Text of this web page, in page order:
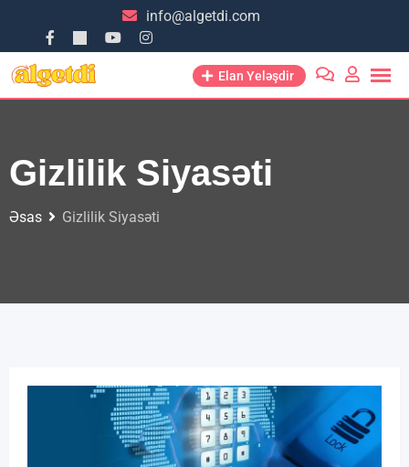
info@algetdi.com
Elan Yeləşdir
Gizlilik Siyasəti
Əsas Gizlilik Siyasəti